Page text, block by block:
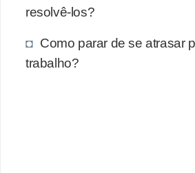
resolvê-los?
Como parar de se atrasar
trabalho?